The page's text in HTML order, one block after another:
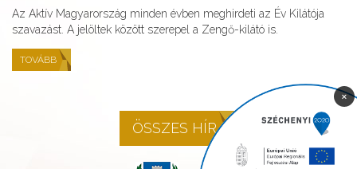
Az Aktív Magyarország minden évben meghirdeti az Év Kilátója
szavazást. A jelöltek között szerepel a Zengő-kilátó is.
TOVÁBB
ÖSSZES HÍR
×